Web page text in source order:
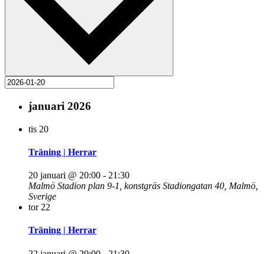
januari 2026
tis 20
Träning | Herrar
20 januari @ 20:00 - 21:30
Malmö Stadion plan 9-1, konstgräs Stadiongatan 40, Malmö,
Sverige
tor 22
Träning | Herrar